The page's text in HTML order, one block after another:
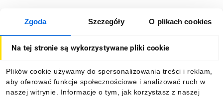
Zgoda Szczegóły O plikach cookies
Na tej stronie są wykorzystywane pliki cookie
Plików cookie używamy do spersonalizowania treści i reklam,
aby oferować funkcje społecznościowe i analizować ruch w
naszej witrynie. Informacje o tym, jak korzystasz z naszej
O firmie
Informacje